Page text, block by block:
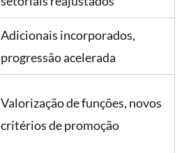
Adicionais incorporados,
progressão acelerada
Valorização de funções, novos
critérios de promoção